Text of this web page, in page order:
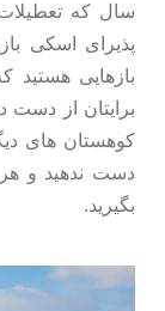
سال که
پذیرای اسکی
بازهایی هستید
برایتان از
کوهستان های
دست ندهید و
بگیرید.